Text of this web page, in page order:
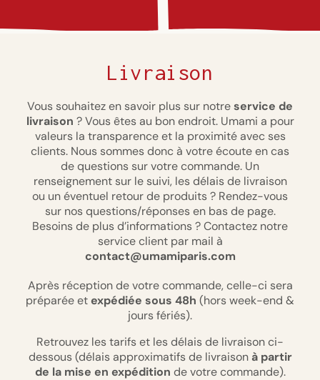
Livraison
Vous souhaitez en savoir plus sur notreservice de
livraison ? Vous êtes au bon endroit. Umami a pour
valeurs la transparence et la proximité avec ses
clients. Nous sommes donc à votre écoute en cas
de questions sur votre commande. Un
renseignement sur le suivi, les délais de livraison
ou un éventuel retour de produits ? Rendez-vous
sur nos questions/réponses en bas de page.
Besoins de plus d’informations ? Contactez notre
service client par mail à
contact@umamiparis.com
Après réception de votre commande, celle-ci sera
préparée etexpédiée sous 48h (hors week-end &
jours fériés).
Retrouvez les tarifs et les délais de livraison ci-
dessous (délais approximatifs de livraison à partir
de la mise en expédition de votre commande).